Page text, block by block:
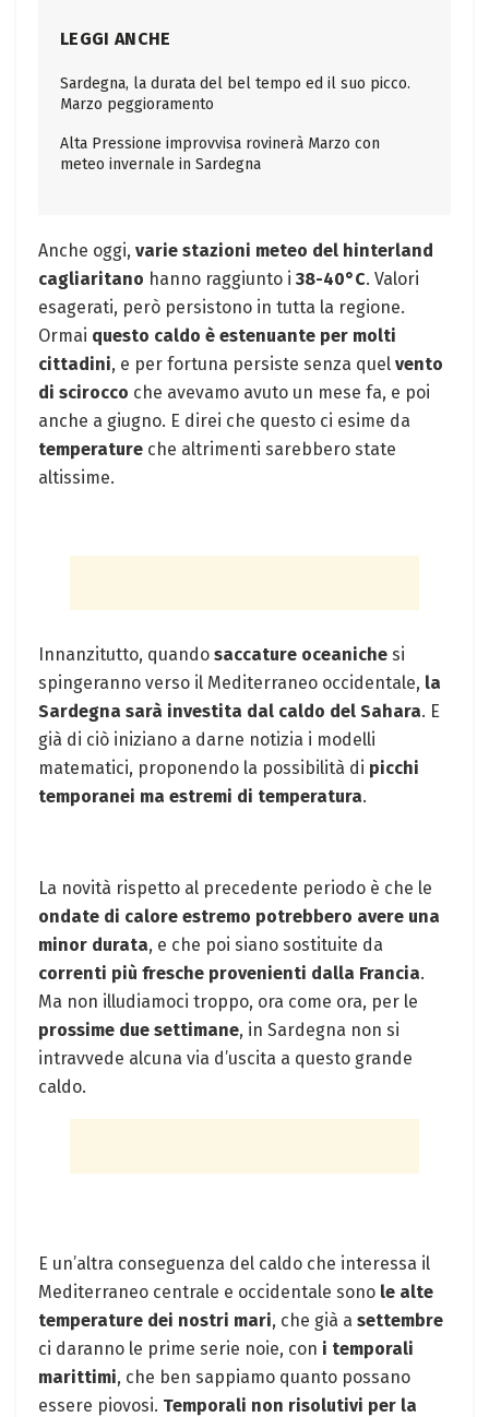
LEGGI ANCHE
Sardegna, la durata del bel tempo ed il suo picco.
Marzo peggioramento
Alta Pressione improvvisa rovinerà Marzo con
meteo invernale in Sardegna
Anche oggi, varie stazioni meteo del hinterland
cagliaritano hanno raggiunto i 38-40°C. Valori
esagerati, però persistono in tutta la regione.
Ormai questo caldo è estenuante per molti
cittadini, e per fortuna persiste senza quel vento
di scirocco che avevamo avuto un mese fa, e poi
anche a giugno. E direi che questo ci esime da
temperature che altrimenti sarebbero state
altissime.
Innanzitutto, quando saccature oceaniche si
spingeranno verso il Mediterraneo occidentale, la
Sardegna sarà investita dal caldo del Sahara. E
già di ciò iniziano a darne notizia i modelli
matematici, proponendo la possibilità di picchi
temporanei ma estremi di temperatura.
La novità rispetto al precedente periodo è che le
ondate di calore estremo potrebbero avere una
minor durata, e che poi siano sostituite da
correnti più fresche provenienti dalla Francia.
Ma non illudiamoci troppo, ora come ora, per le
prossime due settimane, in Sardegna non si
intravvede alcuna via d’uscita a questo grande
caldo.
E un’altra conseguenza del caldo che interessa il
Mediterraneo centrale e occidentale sono le alte
temperature dei nostri mari, che già a settembre
ci daranno le prime serie noie, con i temporali
marittimi, che ben sappiamo quanto possano
essere piovosi. Temporali non risolutivi per la